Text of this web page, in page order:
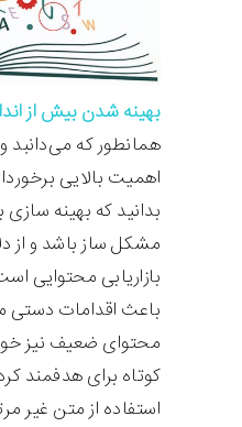
بهینه شدن بیش از
همانطور که
اهمیت بالایی
بدانید که بهینه
مشکل ساز باشد و
بازاریابی محتوایی
باعث اقدامات دستی
محتوای ضعیف نیز
کوتاه برای هدفمند
استفاده از متن غیر